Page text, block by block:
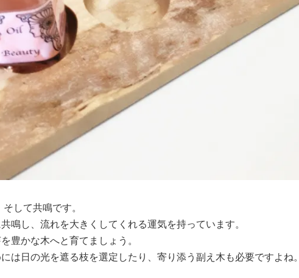
そして共鳴です。
鳴し、流れを大きくしてくれる運気を持っています。
豊かな木へと育てましょう。
は日の光を遮る枝を選定したり、寄り添う副え木も必要ですよね。